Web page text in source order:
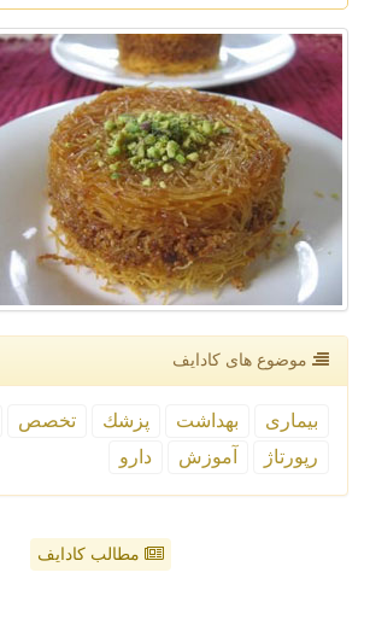
موضوع های كادایف
بیماری بهداشت پزشك تخصص
رپورتاژ
آموزش دارو
مطالب کادایف